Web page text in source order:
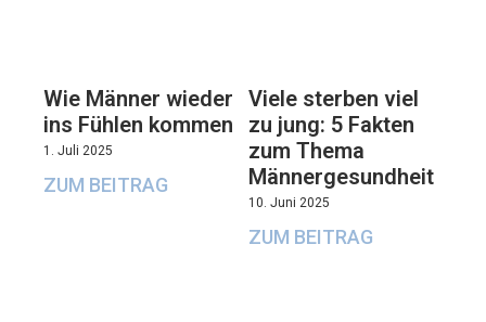
Wie Männer wieder
ins Fühlen kommen
1. Juli 2025
ZUM BEITRAG
Viele sterben viel
zu jung: 5 Fakten
zum Thema
Männergesundheit
10. Juni 2025
ZUM BEITRAG